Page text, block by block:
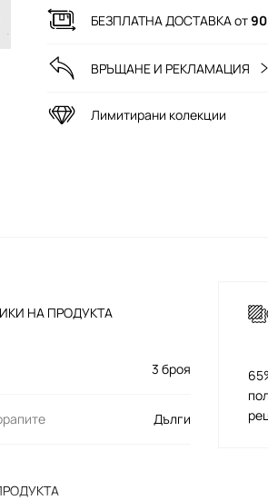
БЕЗПЛАТНА ДОСТАВКА от
ВРЪЩАНЕ И РЕКЛАМАЦИЯ
Лимитирани колекции
НА ПРОДУКТА
3 броя
Дълги